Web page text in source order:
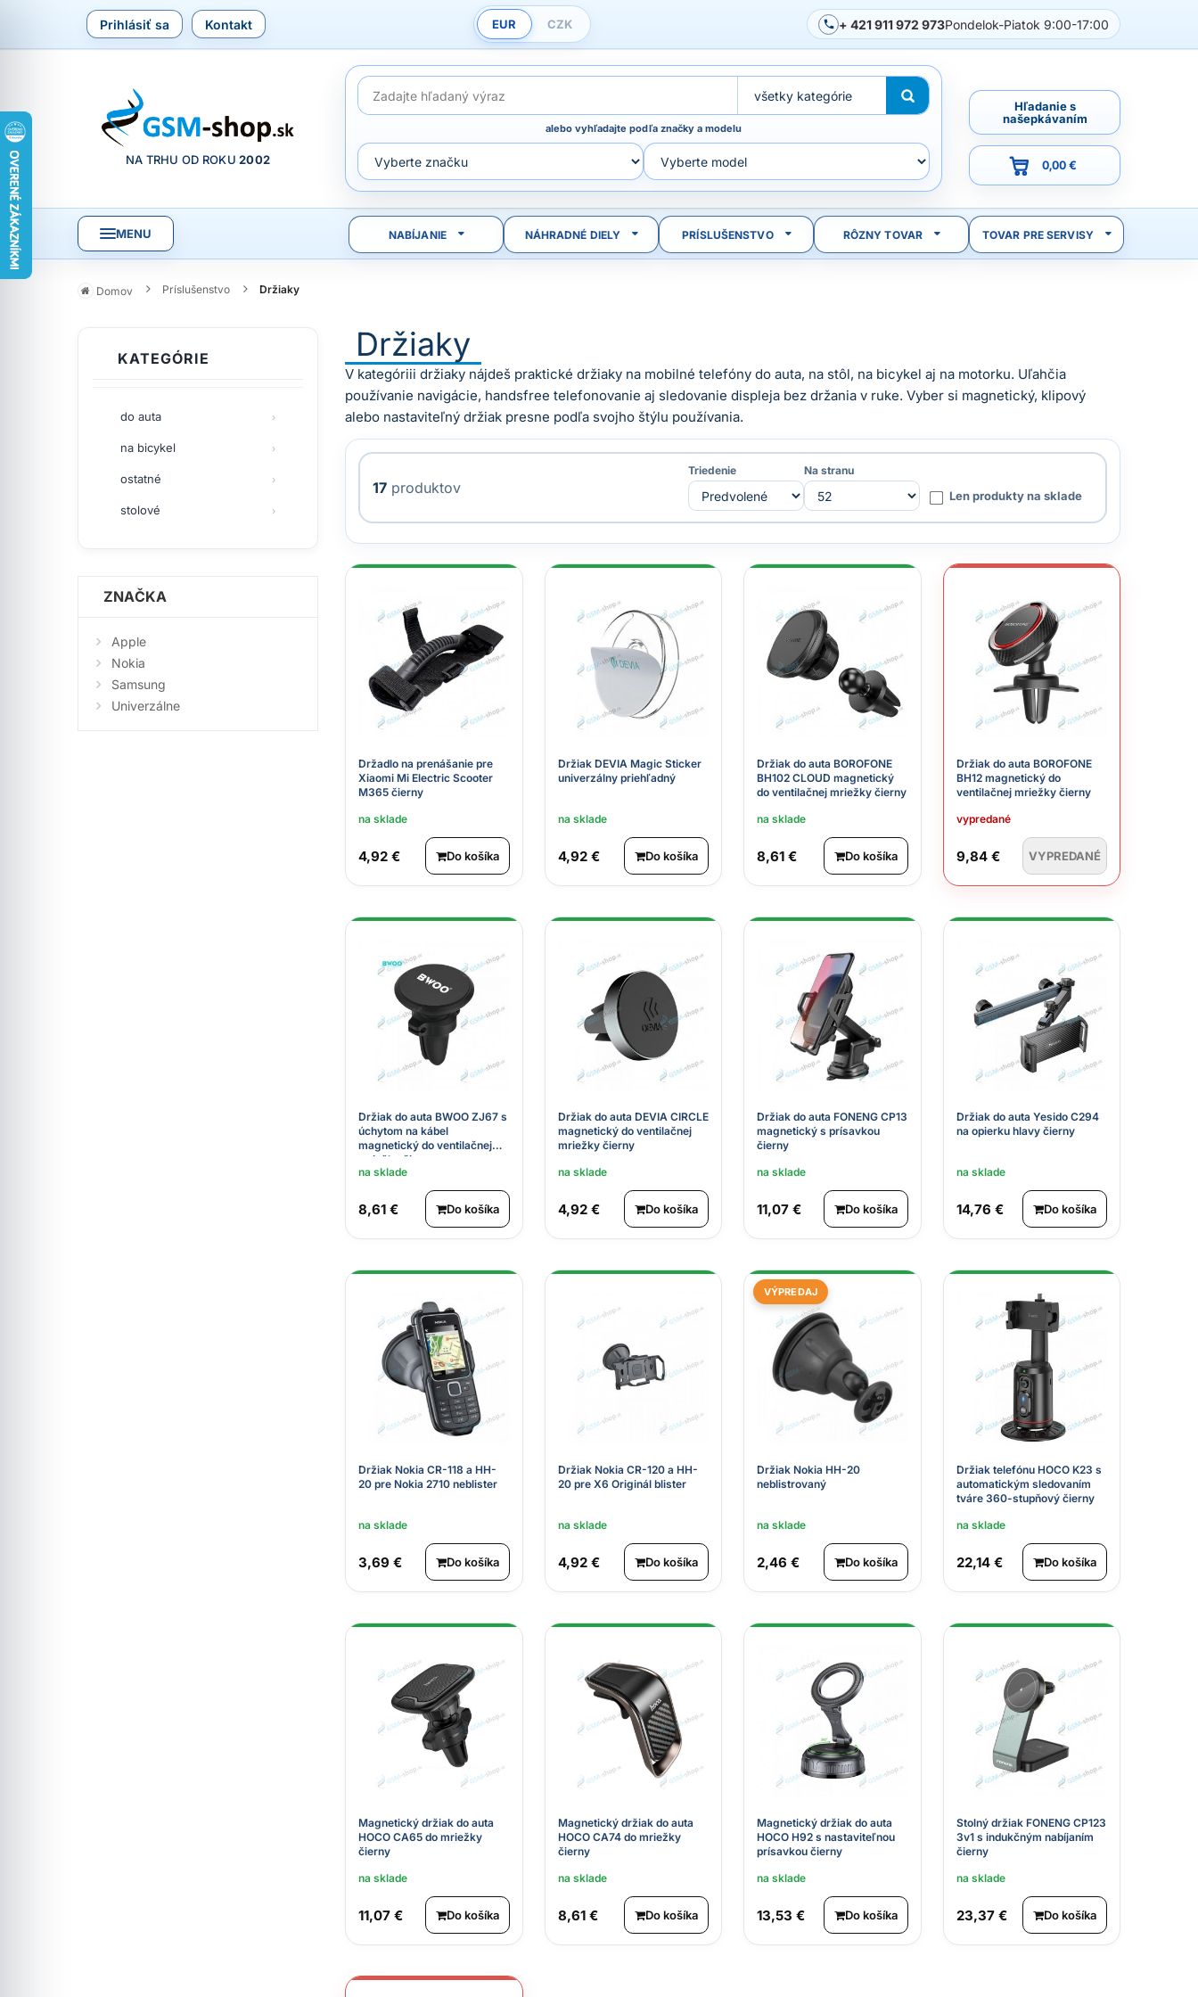
Prihlásiť sa Kontakt EUR CZK + 421 911 972 973Pondelok-Piatok 9:00-17:00
NA TRHU OD ROKU2002
alebo vyhľadajte podľa značky a modelu
Hľadanie s
našepkávaním
0,00 €
MENU NABÍJANIE NÁHRADNÉ DIELY PRÍSLUŠENSTVO RÔZNY TOVAR TOVAR PRE SERVISY
Domov Príslušenstvo Držiaky
KATEGÓRIE
do auta
na bicykel
ostatné
stolové
ZNAČKA
Apple
Nokia
Samsung
Univerzálne
Držiaky
V kategóriii držiaky nájdeš praktické držiaky na mobilné telefóny do auta, na stôl, na bicykel aj na motorku. Uľahčia
používanie navigácie, handsfree telefonovanie aj sledovanie displeja bez držania v ruke. Vyber si magnetický, klipový
alebo nastaviteľný držiak presne podľa svojho štýlu používania.
17 produktov
Triedenie Na stranu
Len produkty na sklade
Držadlo na prenášanie pre
Xiaomi Mi Electric Scooter
M365 čierny
na sklade
4,92 € Do košíka
Držiak DEVIA Magic Sticker
univerzálny priehľadný
na sklade
4,92 € Do košíka
Držiak do auta BOROFONE
BH102 CLOUD magnetický
do ventilačnej mriežky čierny
na sklade
8,61 € Do košíka
Držiak do auta BOROFONE
BH12 magnetický do
ventilačnej mriežky čierny
vypredané
9,84 € VYPREDANÉ
Držiak do auta BWOO ZJ67 s
úchytom na kábel
magnetický do ventilačnej
mriežky čierny
na sklade
8,61 € Do košíka
Držiak do auta DEVIA CIRCLE
magnetický do ventilačnej
mriežky čierny
na sklade
4,92 € Do košíka
Držiak do auta FONENG CP13
magnetický s prísavkou
čierny
na sklade
11,07 € Do košíka
Držiak do auta Yesido C294
na opierku hlavy čierny
na sklade
14,76 € Do košíka
Držiak Nokia CR-118 a HH-
20 pre Nokia 2710 neblister
na sklade
3,69 € Do košíka
Držiak Nokia CR-120 a HH-
20 pre X6 Originál blister
na sklade
4,92 € Do košíka
VÝPREDAJ
Držiak Nokia HH-20
neblistrovaný
na sklade
2,46 € Do košíka
Držiak telefónu HOCO K23 s
automatickým sledovaním
tváre 360-stupňový čierny
na sklade
22,14 € Do košíka
Magnetický držiak do auta
HOCO CA65 do mriežky
čierny
na sklade
11,07 € Do košíka
Magnetický držiak do auta
HOCO CA74 do mriežky
čierny
na sklade
8,61 € Do košíka
Magnetický držiak do auta
HOCO H92 s nastaviteľnou
prísavkou čierny
na sklade
13,53 € Do košíka
Stolný držiak FONENG CP123
3v1 s indukčným nabíjaním
čierny
na sklade
23,37 € Do košíka